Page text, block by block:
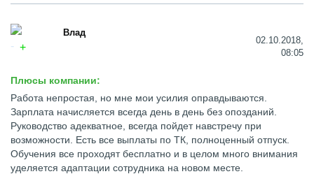
Влад
02.10.2018,
08:05
Плюсы компании:
Работа непростая, но мне мои усилия оправдываются.
Зарплата начисляется всегда день в день без опозданий.
Руководство адекватное, всегда пойдет навстречу при
возможности. Есть все выплаты по ТК, полноценный отпуск.
Обучения все проходят бесплатно и в целом много внимания
уделяется адаптации сотрудника на новом месте.